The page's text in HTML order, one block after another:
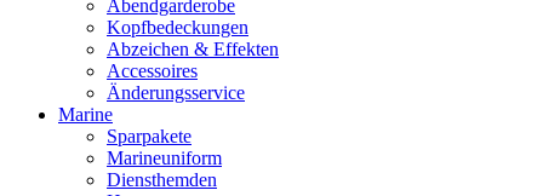
Abendgarderobe
Kopfbedeckungen
Abzeichen & Effekten
Accessoires
Änderungsservice
Marine
Sparpakete
Marineuniform
Diensthemden